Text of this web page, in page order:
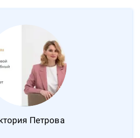
Петрова